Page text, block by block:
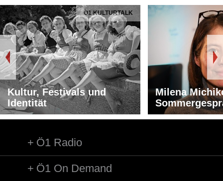
Ö1 KULTURTALK
Kultur, Festivals und
Identität
Milena
Ö1 Radio
Ö1 On Demand